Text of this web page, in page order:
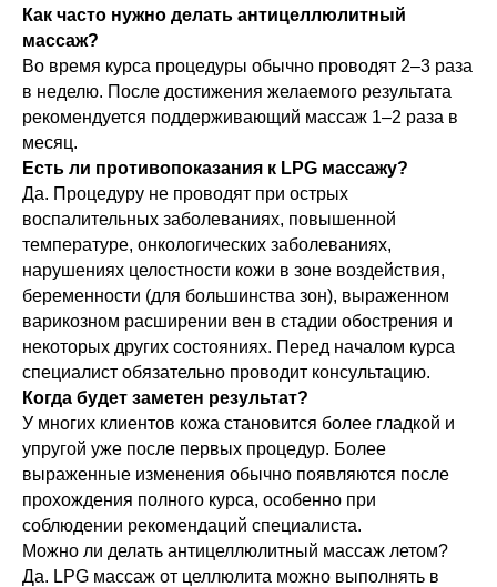
Как часто нужно делать антицеллюлитный
массаж?
Во время курса процедуры обычно проводят 2–3 раза
в неделю. После достижения желаемого результата
рекомендуется поддерживающий массаж 1–2 раза в
месяц.
Есть ли противопоказания к LPG массажу?
Да. Процедуру не проводят при острых
воспалительных заболеваниях, повышенной
температуре, онкологических заболеваниях,
нарушениях целостности кожи в зоне воздействия,
беременности (для большинства зон), выраженном
варикозном расширении вен в стадии обострения и
некоторых других состояниях. Перед началом курса
специалист обязательно проводит консультацию.
Когда будет заметен результат?
У многих клиентов кожа становится более гладкой и
упругой уже после первых процедур. Более
выраженные изменения обычно появляются после
прохождения полного курса, особенно при
соблюдении рекомендаций специалиста.
Можно ли делать антицеллюлитный массаж летом?
Да. LPG массаж от целлюлита можно выполнять в